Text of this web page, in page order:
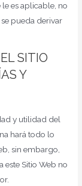
es aplicable, no
pueda derivar
SITIO
Y
y utilidad del
hará todo lo
sin embargo,
este Sitio Web no